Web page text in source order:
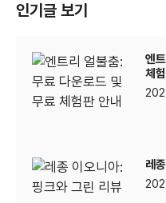
인기글 보기
엔
체
레